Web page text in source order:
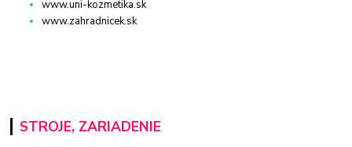
www.uni-kozmetika.sk
www.zahradnicek.sk
STROJE, ZARIADENIE